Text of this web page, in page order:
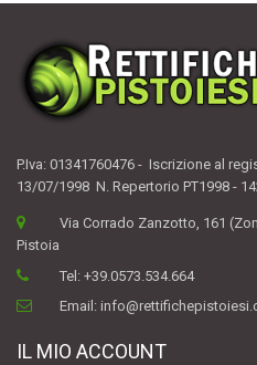
P.Iva: 01341760476 - Iscrizione al
13/07/1998 N. Repertorio PT1998 -
Via Corrado Zanzotto, 161
Pistoia
Tel:+39.0573.534.664
Email:
IL MIO ACCOUNT